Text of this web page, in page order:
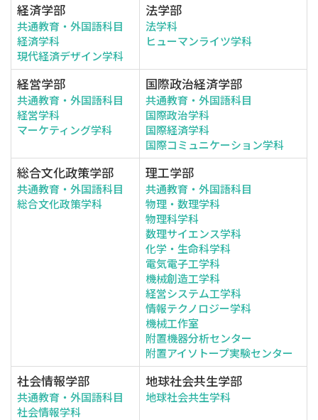
経済学部
共通教育・外国語科目
経済学科
現代経済デザイン学科
法学部
法学科
ヒューマンライツ学科
経営学部
共通教育・外国語科目
経営学科
マーケティング学科
国際政治経済学部
共通教育・外国語科目
国際政治学科
国際経済学科
国際コミュニケーション学科
総合文化政策学部
共通教育・外国語科目
総合文化政策学科
理工学部
共通教育・外国語科目
物理・数理学科
物理科学科
数理サイエンス学科
化学・生命科学科
電気電子工学科
機械創造工学科
経営システム工学科
情報テクノロジー学科
機械工作室
附置機器分析センター
附置アイソトープ実験センター
社会情報学部
共通教育・外国語科目
社会情報学科
地球社会共生学部
地球社会共生学科